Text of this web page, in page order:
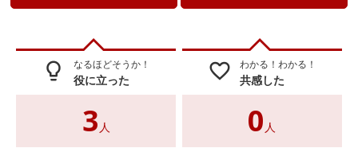
lightbulb_outline なるほどそうか！
役に立った
3 人
favorite_border わかる！わかる！
共感した
0 人